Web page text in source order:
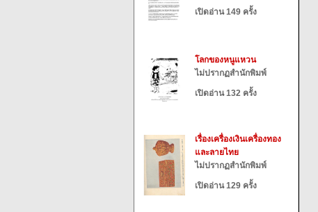
เปิดอ่าน 149 ครั้ง
โลกของหนูแหวน
ไม่ปรากฏสำนักพิมพ์
เปิดอ่าน 132 ครั้ง
เรื่องเครื่องเงินเครื่องทอง
และลายไทย
ไม่ปรากฏสำนักพิมพ์
เปิดอ่าน 129 ครั้ง